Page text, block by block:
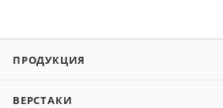
ПРОДУКЦИЯ
ВЕРСТАКИ